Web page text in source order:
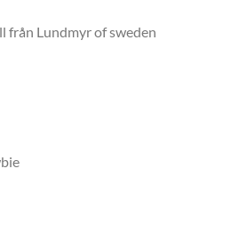
från Lundmyr of sweden